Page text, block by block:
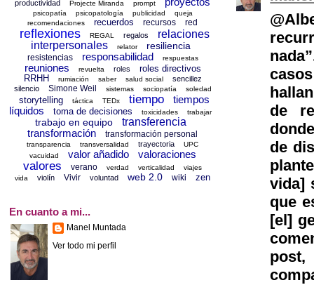
de
de
vida]
que
[el]
post,
productividad Projecte Miranda prompt
psicopatía psicopatología publicidad
queja
recomendaciones
recuerdos recursos red
reflexiones REGAL regalos
relaciones
interpersonales
relator resiliencia
resistencias responsabilidad respuestas
reuniones revuelta roles
roles directivos
RRHH
rumiación saber salud social
sencillez
silencio
Simone Weil sistemas sociopatía soledad
storytelling táctica TEDx tiempo
tiempos
líquidos
toma de decisiones toxicidades trabajar
trabajo en equipo
transferencia
transformación
transformación personal
transparencia transversalidad trayectoria
UPC
vacuidad
valor añadido valoraciones
valores verano verdad verticalidad
viajes
vida
violín Vivir voluntad web 2.0 wiki zen
En cuanto a mi...
Manel Muntada
Ver todo mi perfil